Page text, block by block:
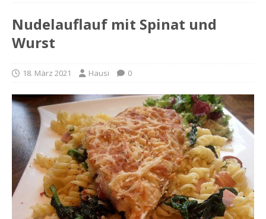
Nudelauflauf mit Spinat und
Wurst
18. März 2021 Hausi 0